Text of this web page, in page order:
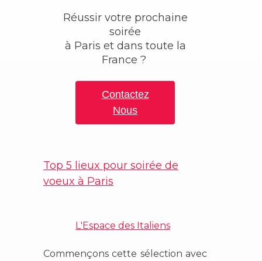
Réussir votre prochaine
soirée
à Paris et dans toute la
France ?
Contactez
Nous
Top 5 lieux pour soirée de
voeux à Paris
L'Espace des Italiens
Commençons cette sélection avec